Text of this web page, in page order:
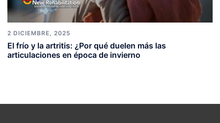
2 DICIEMBRE, 2025
El frío y la artritis: ¿Por qué duelen más las
articulaciones en época de invierno